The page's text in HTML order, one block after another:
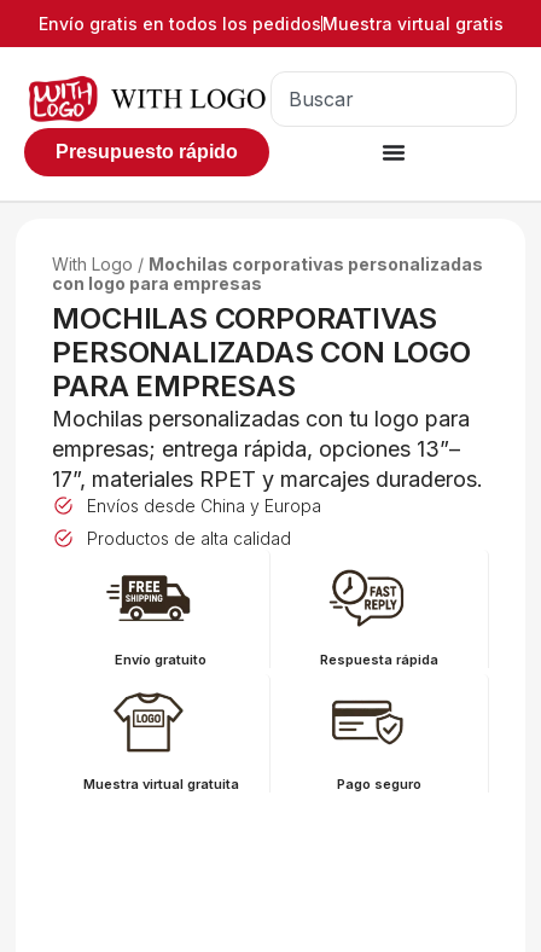
Envío gratis en todos los pedidosMuestra virtual gratis
Presupuesto rápido
With Logo / Mochilas corporativas personalizadas
con logo para empresas
MOCHILAS CORPORATIVAS
PERSONALIZADAS CON LOGO
PARA EMPRESAS
Mochilas personalizadas con tu logo para
empresas; entrega rápida, opciones 13”–
17”, materiales RPET y marcajes duraderos.
Envíos desde China y Europa
Productos de alta calidad
Envío gratuito Respuesta rápida
Muestra virtual gratuita Pago seguro